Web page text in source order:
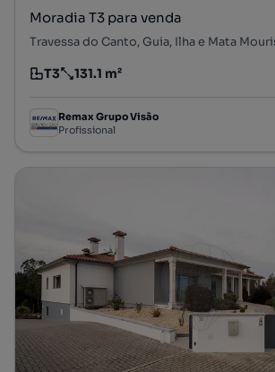
Moradia T3 para venda
Tipologia
T3
Preço por metro quadrado
131.1 m²
Remax Grupo Visão
Profissional